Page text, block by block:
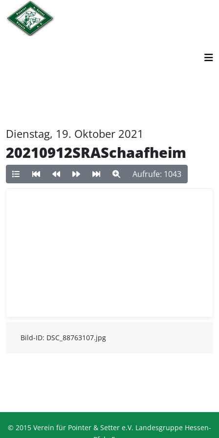
Dienstag, 19. Oktober 2021
20210912SRASchaafheim
Aufrufe: 1043
Bild-ID: DSC_88763107.jpg
© 2015 Verein für Pointer & Setter e.V. Landesgruppe Hessen-